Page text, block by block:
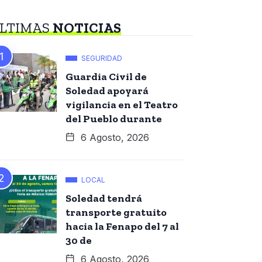
NOTICIAS
SEGURIDAD
Guardia Civil de
Soledad apoyará
vigilancia en el Teatro
del Pueblo durante
6 Agosto, 2026
LOCAL
Soledad tendrá
transporte gratuito
hacia la Fenapo del 7 al
30 de
6 Agosto, 2026